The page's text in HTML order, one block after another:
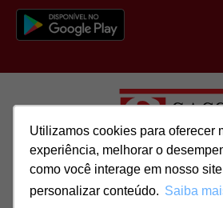
Utilizamos cookies para oferecer
experiência, melhorar o
como você interage em nosso
personalizar conteúdo. Saiba
Utilizamos cookies para oferecer
experiência, melhorar o
como você interage em nosso
personalizar conteúdo. Saiba
Todos os direitos reservados para: SASSI
51.417.293/0001-48 | CRECI: